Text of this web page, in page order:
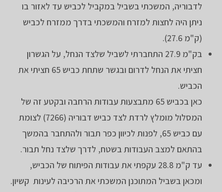
לדבוריה, המשכתי בשביל במקביל לכביש עד לאזור בו
ניתן היה לחצות למזרח והמשכתי בדרך ממזרח לכביש
(ק"מ 27.6).
בק"מ 27.9 התחברתי לשביל שלצד הנחל, על הגשרון
חציתי את הנחל לדרום ובגשר שתחת כביש 65 חציתי את
הכביש.
כאן בכביש 65 מתבצעות עבודות הרחבה ובקטע זה של
המסלול מומלץ לרדת לצד כביש דבוריה (7266) לצומת
עם כביש 65, לפנות לכיוון כפר תבור ולהתחבר בהמשך
בהתאם למצב העבודות בשטח, לדרך שלצד נחל תבור.
עד ק"מ 28.8 עקפתי את עבודות הפיתוח של הכביש,
ומכאן בשביל המתוכנן המשכתי את הרכיבה לעינות קשיון.